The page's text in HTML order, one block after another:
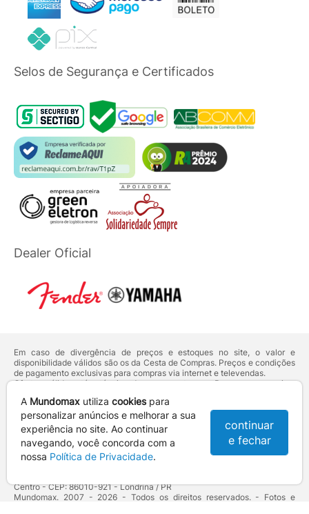
Selos de Segurança e Certificados
Dealer Oficial
Em caso de divergência de preços e estoques no site, o valor e
disponibilidade válidos são os da Cesta de Compras. Preços e condições
de pagamento exclusivas para compras via internet e televendas.
Ofertas válidas até o término de nossos estoques. Para compras acima
deVenda Corporativa.
Os preços apresentados no site prevalecem sobre outros anunciados em
qualquer outro meio de comunicação ou sites de buscas. Código de
Defesa do Consumidor:Lei nº 8.078.
Vendas sujeitas à confirmação de dados e análises de crédito e risco.
Centro - CEP: 86010-921 - Londrina / PR
Mundomax. 2007 - 2026 - Todos os direitos reservados. - Fotos e
A Mundomax utiliza cookiespara
personalizar anúncios e melhorar a sua
experiência no site. Ao continuar
navegando, você concorda com a
nossa Política de Privacidade.
continuar
e fechar